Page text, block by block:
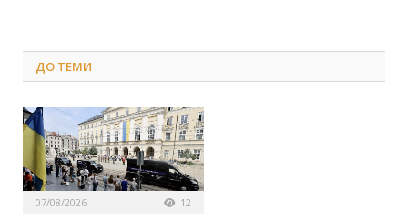
ДО ТЕМИ
07/08/2026 12